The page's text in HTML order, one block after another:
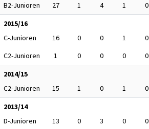
B2-Junioren
27 1 4 1 0
2015/16
C-Junioren
16 0 0 1 0
C2-Junioren
1 0 0 0 0
2014/15
C2-Junioren
15 1 0 1 0
2013/14
D-Junioren
13 0 3 0 0